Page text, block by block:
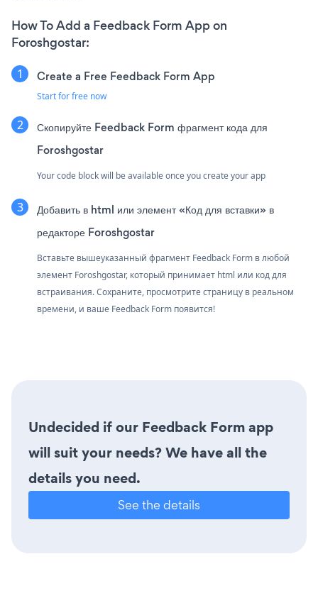
How To Add a Feedback Form App on
Foroshgostar:
Create a Free Feedback Form App
Start for free now
Скопируйте Feedback Form фрагмент кода для
Foroshgostar
Your code block will be available once you create your app
Добавить в html или элемент «Код для вставки» в
редакторе Foroshgostar
Вставьте вышеуказанный фрагмент Feedback Form в любой
элемент Foroshgostar, который принимает html или код для
встраивания. Сохраните, просмотрите страницу в реальном
времени, и ваше Feedback Form появится!
Undecided if our Feedback Form app
will suit your needs? We have all the
details you need.
See the details